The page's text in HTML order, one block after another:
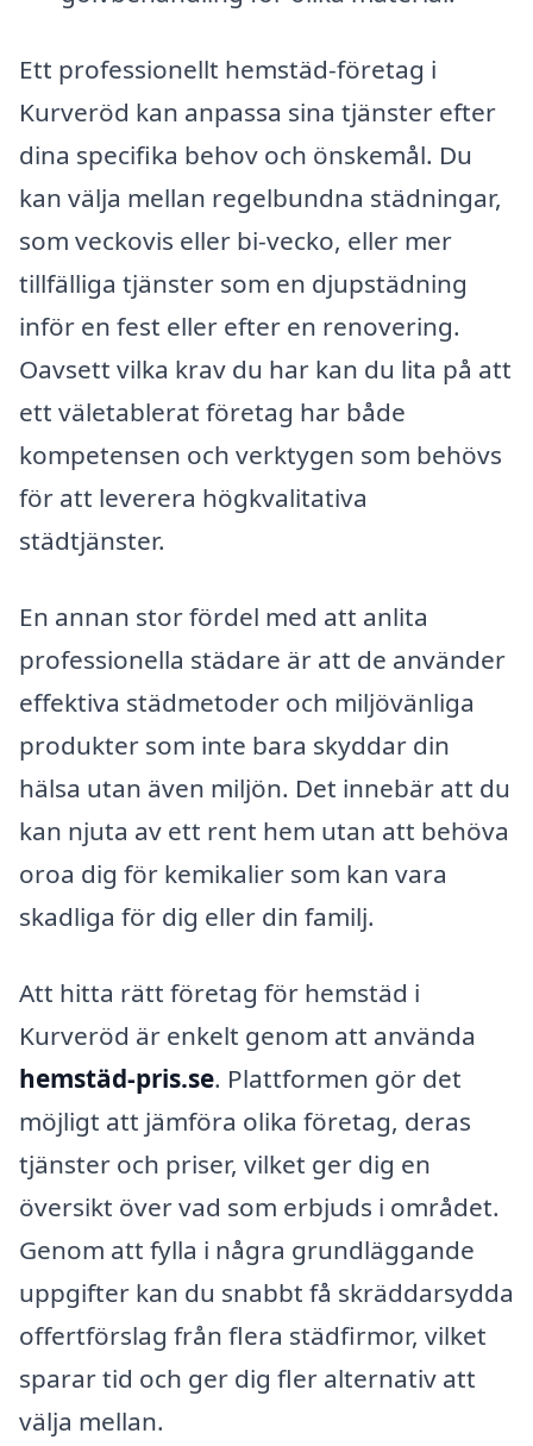
Ett professionellt hemstäd-företag i
Kurveröd kan anpassa sina tjänster efter
dina specifika behov och önskemål. Du
kan välja mellan regelbundna städningar,
som veckovis eller bi-vecko, eller mer
tillfälliga tjänster som en djupstädning
inför en fest eller efter en renovering.
Oavsett vilka krav du har kan du lita på att
ett väletablerat företag har både
kompetensen och verktygen som behövs
för att leverera högkvalitativa
städtjänster.
En annan stor fördel med att anlita
professionella städare är att de använder
effektiva städmetoder och miljövänliga
produkter som inte bara skyddar din
hälsa utan även miljön. Det innebär att du
kan njuta av ett rent hem utan att behöva
oroa dig för kemikalier som kan vara
skadliga för dig eller din familj.
Att hitta rätt företag för hemstäd i
Kurveröd är enkelt genom att använda
hemstäd-pris.se. Plattformen gör det
möjligt att jämföra olika företag, deras
tjänster och priser, vilket ger dig en
översikt över vad som erbjuds i området.
Genom att fylla i några grundläggande
uppgifter kan du snabbt få skräddarsydda
offertförslag från flera städfirmor, vilket
sparar tid och ger dig fler alternativ att
välja mellan.